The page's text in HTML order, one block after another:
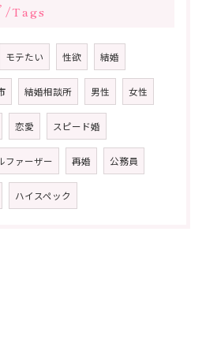
Tags
モテたい 性欲 結婚
結婚相談所 男性 女性
恋愛 スピード婚
ファーザー 再婚 公務員
ハイスペック